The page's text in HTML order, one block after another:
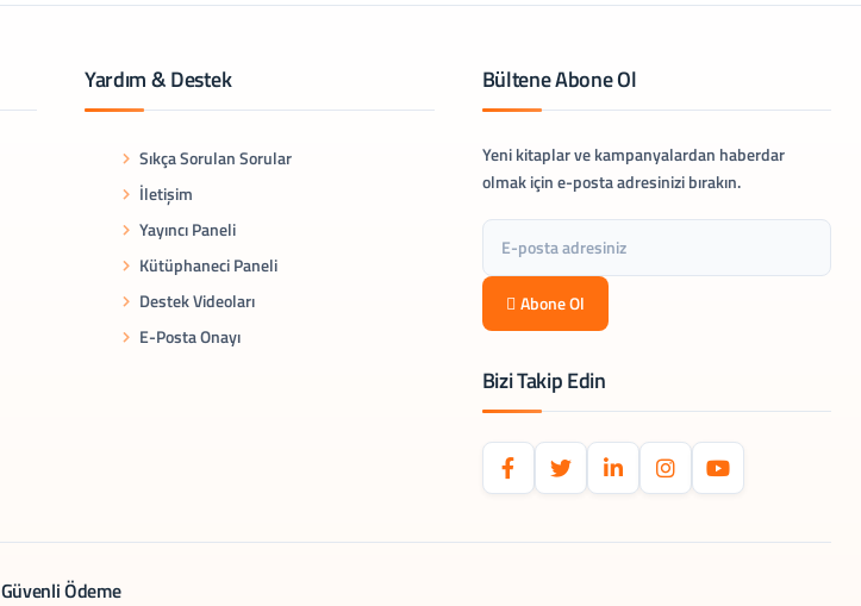
Yardım & Destek
Sıkça Sorulan Sorular
İletişim
Yayıncı Paneli
Kütüphaneci Paneli
Destek Videoları
E-Posta Onayı
Bültene Abone Ol
Yeni kitaplar ve kampanyalardan haberdar
olmak için e-posta adresinizi bırakın.
Abone Ol
Bizi Takip Edin
Güvenli Ödeme